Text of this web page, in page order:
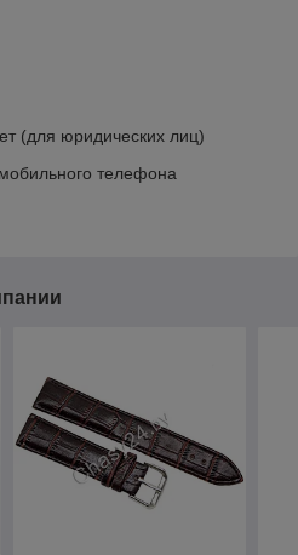
(для юридических лиц)
телефона